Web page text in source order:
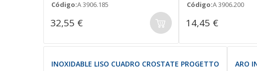
Código:A 3906.185
32,55 €
Código:A 3906.200
14,45 €
INOXIDABLE LISO CUADRO CROSTATE PROGETTO ARO